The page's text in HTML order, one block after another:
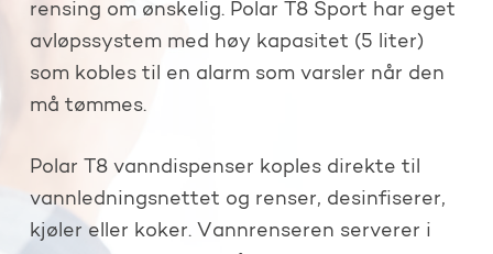
rensing om ønskelig. Polar T8 Sport har eget
avløpssystem med høy kapasitet (5 liter)
som kobles til en alarm som varsler når den
må tømmes.
Polar T8 vanndispenser koples direkte til
vannledningsnettet og renser, desinfiserer,
kjøler eller koker. Vannrenseren serverer i